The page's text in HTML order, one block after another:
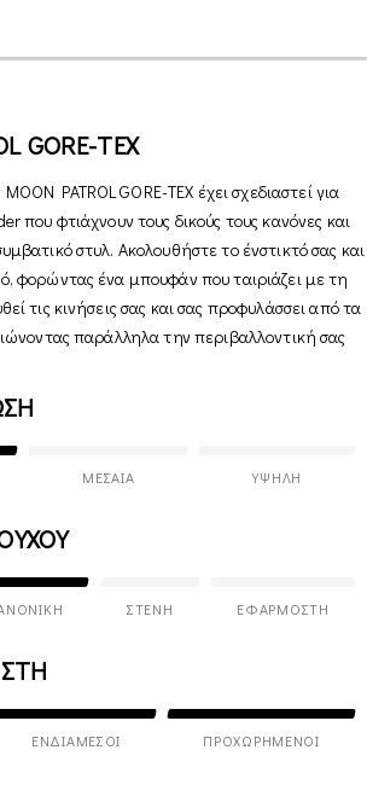
GORE-TEX
PATROL GORE-TEX έχει σχεδιαστεί για
που φτιάχνουν τους δικούς τους κανόνες και
στυλ. Ακολουθήστε το ένστικτό σας και
φορώντας ένα μπουφάν που ταιριάζει με τη
τις κινήσεις σας και σας προφυλάσσει από τα
παράλληλα την περιβαλλοντική σας
ΜΕΣΑΊΑ ΥΨΗΛΉ
ΣΤΕΝΉ ΕΦΑΡΜΟΣΤΉ
ΕΝΔΙΆΜΕΣΟΙ ΠΡΟΧΩΡΗΜΈΝΟΙ